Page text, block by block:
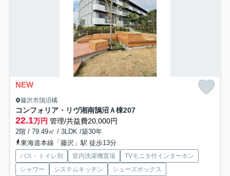
NEW
藤沢市鵠沼橘
コンフォリア・リヴ湘南鵠沼Ａ棟207
22.1万円 管理/共益費20,000円
2階 / 79.49㎡ / 3LDK /築30年
東海道本線「藤沢」駅 徒歩13分
バス・トイレ別 室内洗濯機置場
TVモニタ付インターホン
シャワー
システムキッチン
シューズボックス